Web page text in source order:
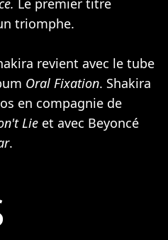
triomphe.
revient avec le tube
Oral Fixation. Shakira
en compagnie de
Lie et avec Beyoncé
.